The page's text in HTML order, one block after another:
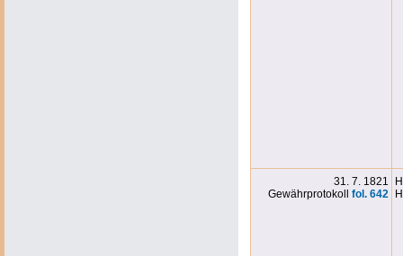
31. 7. 1821
Gewährprotokoll fol. 642